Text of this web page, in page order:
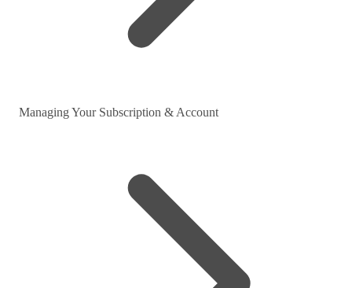
Managing Your Subscription & Account